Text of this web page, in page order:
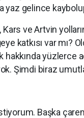
yaz gelince
ve Artvin
katkısı var mı?
yüzlerce
Şimdi biraz
Başka